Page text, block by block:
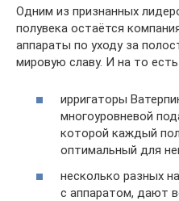
Одним из признанных
полувека остаётся
аппараты по уходу за
мировую славу. И на то
ирригаторы
многоуровневой
которой каждый
оптимальный для
несколько разных
с аппаратом, дают